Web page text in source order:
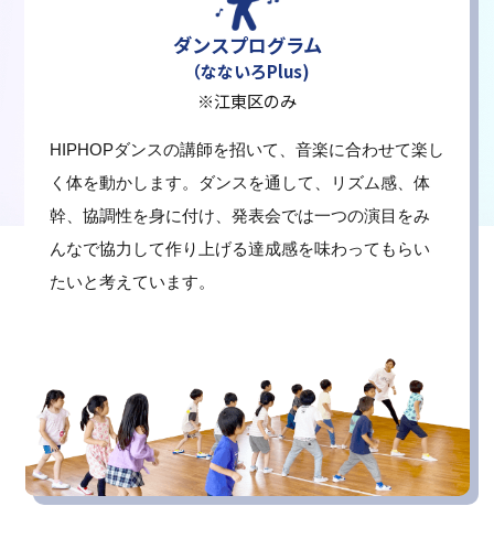
ダンスプログラム
（なないろPlus)
※江東区のみ
HIPHOPダンスの講師を招いて、音楽に合わせて楽し
く体を動かします。ダンスを通して、リズム感、体
幹、協調性を身に付け、発表会では一つの演目をみ
んなで協力して作り上げる達成感を味わってもらい
たいと考えています。